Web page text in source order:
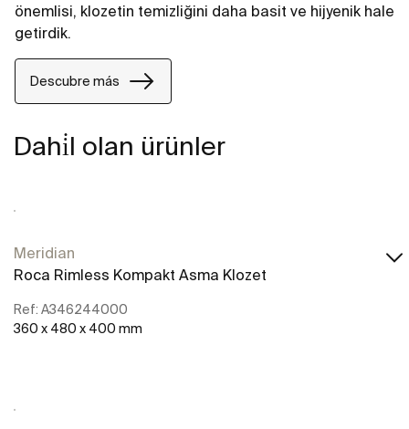
önemlisi, klozetin temizliğini daha basit ve hijyenik hale
getirdik.
Descubre más
Dahi̇l olan ürünler
Meridian
Roca Rimless Kompakt Asma Klozet
Ref: A346244000
360 x 480 x 400 mm